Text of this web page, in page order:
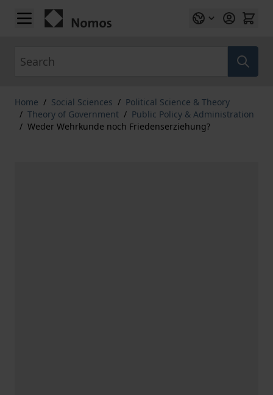
Skip to Content
Home / Social Sciences / Political Science & Theory
/ Theory of Government / Public Policy & Administration
/ Weder Wehrkunde noch Friedenserziehung?